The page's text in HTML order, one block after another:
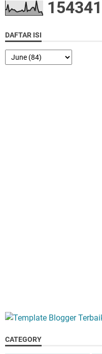
154341
DAFTAR ISI
CATEGORY